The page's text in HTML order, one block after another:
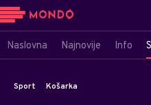
Naslovna Najnovije Info
Sport Košarka